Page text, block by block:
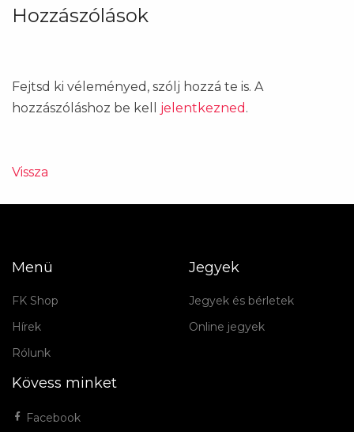
Hozzászólások
Fejtsd ki véleményed, szólj hozzá te is. A
hozzászóláshoz be kell jelentkezned .
Vissza
Menü
FK Shop
Hírek
Rólunk
Jegyek
Jegyek és bérletek
Online jegyek
Kövess minket
Facebook